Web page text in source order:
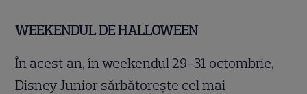
WEEKENDUL DE HALLOWEEN
În acest an, în weekendul 29-31 octombrie,
Disney Junior sărbătorește cel mai